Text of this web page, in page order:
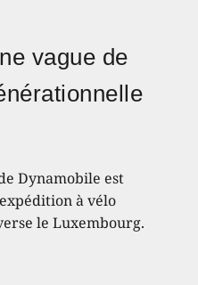
vague de
Dynamobile est
à vélo
le Luxembourg.